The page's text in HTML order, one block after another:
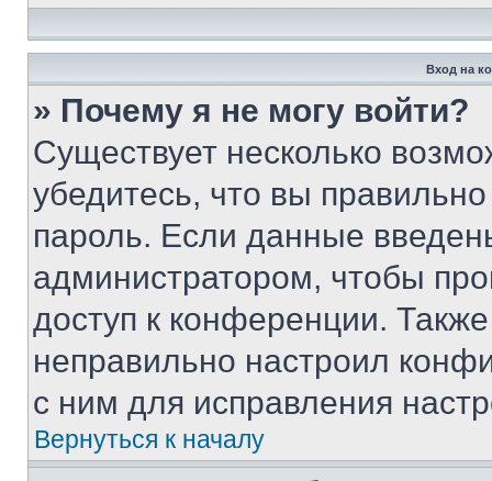
Вход на
» Почему я не могу войти?
Существует несколько
убедитесь, что вы
пароль. Если данные
администратором, чтобы
доступ к конференции.
неправильно настроил
с ним для исправления
Вернуться к началу